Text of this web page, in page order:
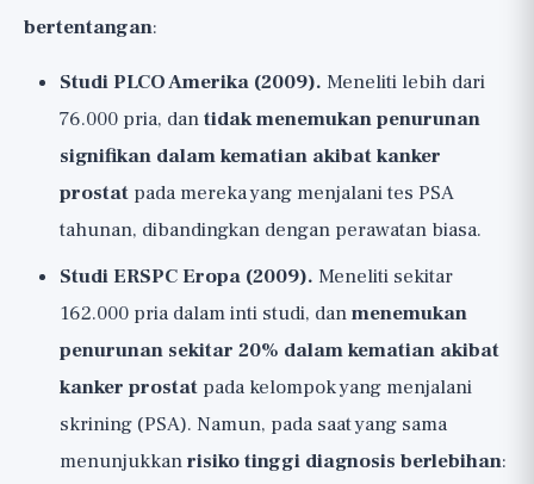
bertentangan:
Studi PLCO Amerika (2009). Meneliti lebih dari
76.000 pria, dantidak menemukan penurunan
signifikan dalam kematian akibat kanker
prostat pada mereka yang menjalani tes PSA
tahunan, dibandingkan dengan perawatan biasa.
Studi ERSPC Eropa (2009). Meneliti sekitar
162.000 pria dalam inti studi, danmenemukan
penurunan sekitar 20% dalam kematian akibat
kanker prostat pada kelompok yang menjalani
skrining (PSA). Namun, pada saat yang sama
menunjukkanrisiko tinggi diagnosis berlebihan: